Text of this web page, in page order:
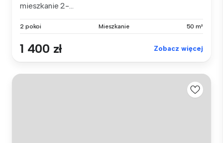
mieszkanie 2-...
2 pokoi Mieszkanie 50 m²
1 400 zł Zobacz więcej